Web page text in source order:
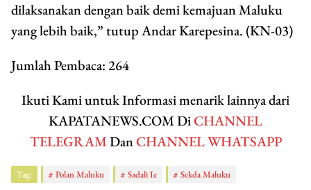
dilaksanakan dengan baik demi kemajuan Maluku
yang lebih baik,” tutup Andar Karepesina. (KN-03)
Jumlah Pembaca: 264
Ikuti Kami untuk Informasi menarik lainnya dari
KAPATANEWS.COM DiCHANNEL
TELEGRAMDanCHANNEL WHATSAPP
Tag: Polan Maluku Sadali Ie Sekda Maluku